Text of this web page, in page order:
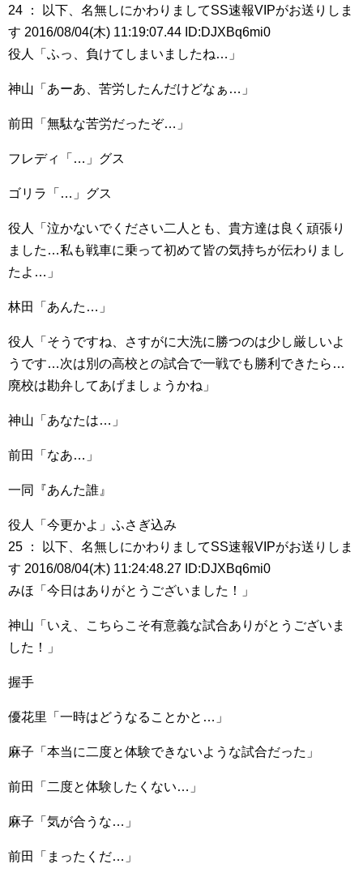
24 ： 以下、名無しにかわりましてSS速報VIPがお送りしま
す 2016/08/04(木) 11:19:07.44 ID:DJXBq6mi0
役人「ふっ、負けてしまいましたね…」
神山「あーあ、苦労したんだけどなぁ…」
前田「無駄な苦労だったぞ…」
フレディ「…」グス
ゴリラ「…」グス
役人「泣かないでください二人とも、貴方達は良く頑張り
ました…私も戦車に乗って初めて皆の気持ちが伝わりまし
たよ…」
林田「あんた…」
役人「そうですね、さすがに大洗に勝つのは少し厳しいよ
うです…次は別の高校との試合で一戦でも勝利できたら…
廃校は勘弁してあげましょうかね」
神山「あなたは…」
前田「なあ…」
一同『あんた誰』
役人「今更かよ」ふさぎ込み
25 ： 以下、名無しにかわりましてSS速報VIPがお送りしま
す 2016/08/04(木) 11:24:48.27 ID:DJXBq6mi0
みほ「今日はありがとうございました！」
神山「いえ、こちらこそ有意義な試合ありがとうございま
した！」
握手
優花里「一時はどうなることかと…」
麻子「本当に二度と体験できないような試合だった」
前田「二度と体験したくない…」
麻子「気が合うな…」
前田「まったくだ…」